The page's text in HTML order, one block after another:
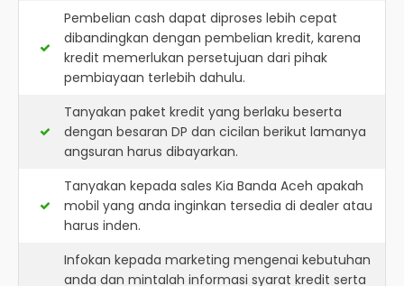
Pembelian cash dapat diproses lebih cepat
dibandingkan dengan pembelian kredit, karena
kredit memerlukan persetujuan dari pihak
pembiayaan terlebih dahulu.
Tanyakan paket kredit yang berlaku beserta
dengan besaran DP dan cicilan berikut lamanya
angsuran harus dibayarkan.
Tanyakan kepada sales Kia Banda Aceh apakah
mobil yang anda inginkan tersedia di dealer atau
harus inden.
Infokan kepada marketing mengenai kebutuhan
anda dan mintalah informasi syarat kredit serta